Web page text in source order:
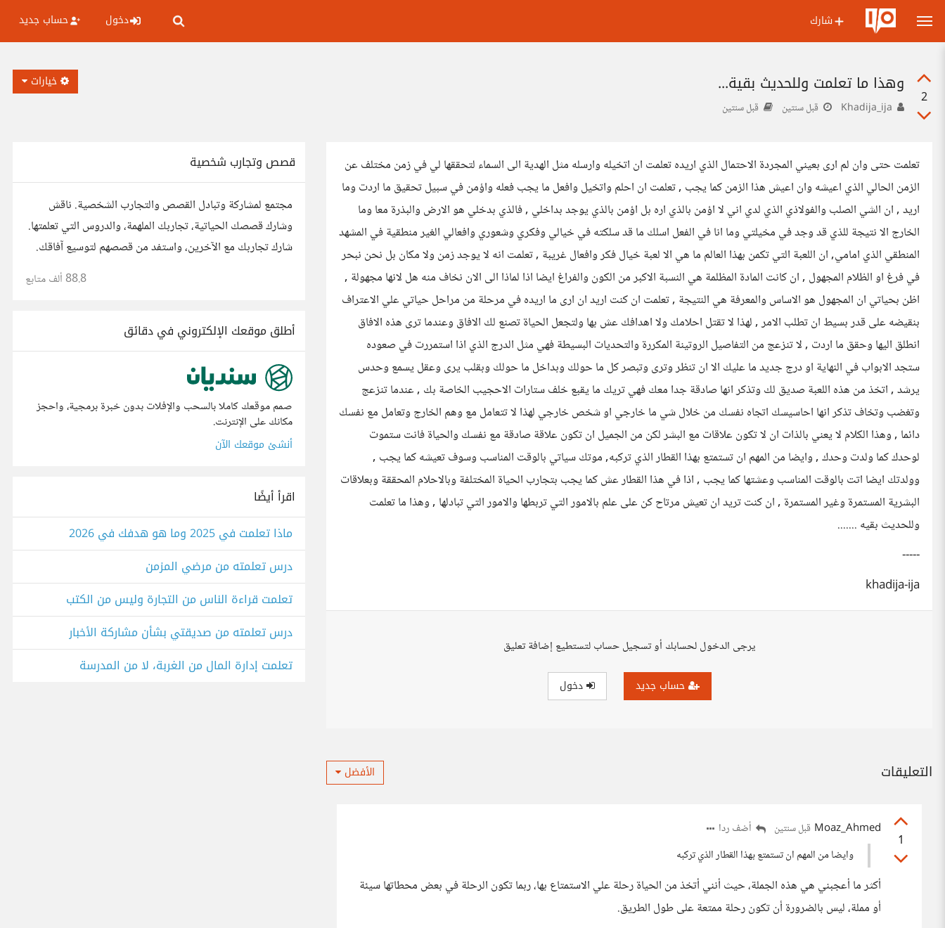
شارك دخول حساب جديد
2
وهذا ما تعلمت وللحديث بقية...
قبل سنتين قبل سنتين
خيارات
تعلمت حتى وان لم ارى بعيني المجردة الاحتمال الذي اريده تعلمت ان اتخيله وارسله مثل الهدية الى السماء لتحققها لي في زمن مختلف عن
الزمن الحالي الذي اعيشه وان اعيش هذا الزمن كما يجب , تعلمت ان احلم واتخيل وافعل ما يجب فعله واؤمن في سبيل تحقيق ما اردت وما
اريد , ان الشي الصلب والفولاذي الذي لدي اني لا اؤمن بالذي اره بل اؤمن بالذي يوجد بداخلي , فالذي بدخلي هو الارض والبذرة معا وما
الخارج الا نتيجة للذي قد وجد في مخيلتي وما انا في الفعل اسلك ما قد سلكته في خيالي وفكري وشعوري وافعالي الغير منطقية في المشهد
المنطقي الذي امامي, ان اللعبة التي تكمن بهذا العالم ما هي الا لعبة خيال فكر وافعال غريبة , تعلمت انه لا يوجد زمن ولا مكان بل نحن نبحر
في فرغ او الظلام المجهول , ان كانت المادة المظلمة هي النسبة الاكبر من الكون والفراغ ايضا اذا لماذا الى الان نخاف منه هل لانها مجهولة ,
اظن بحياتي ان المجهول هو الاساس والمعرفة هي النتيجة , تعلمت ان كنت اريد ان ارى ما اريده في مرحلة من مراحل حياتي علي الاعتراف
بنقيضه على قدر بسيط ان تطلب الامر , لهذا لا تقتل احلامك ولا اهدافك عش بها ولتجعل الحياة تصنع لك الافاق وعندما ترى هذه الافاق
انطلق اليها وحقق ما اردت , لا تنزعج من التفاصيل الروتينة المكررة والتحديات البسيطة فهي مثل الدرج الذي اذا استمررت في صعوده
ستجد الابواب في النهاية او درج جديد ما عليك الا ان تنظر وترى وتبصر كل ما حولك وبداخل ما حولك وبقلب يرى وعقل يسمع وحدس
يرشد , اتخذ من هذه اللعبة صديق لك وتذكر انها صادقة جدا معك فهي تريك ما يقبع خلف ستارات الاحجيب الخاصة بك , عندما تنزعج
وتغضب وتخاف تذكر انها احاسيسك اتجاه نفسك من خلال شي ما خارجي او شخص خارجي لهذا لا تتعامل مع وهم الخارج وتعامل مع نفسك
دائما , وهذا الكلام لا يعني بالذات ان لا تكون علاقات مع البشر لكن من الجميل ان تكون علاقة صادقة مع نفسك والحياة فانت ستموت
لوحدك كما ولدت وحدك , وايضا من المهم ان تستمتع بهذا القطار الذي تركبه, موتك سياتي بالوقت المناسب وسوف تعيشه كما يجب ,
وولدتك ايضا اتت بالوقت المناسب وعشتها كما يجب , اذا في هذا القطار عش كما يجب بتجارب الحياة المختلفة وبالاحلام المحققة وبعلاقات
البشرية المستمرة وغير المستمرة , ان كنت تريد ان تعيش مرتاح كن على علم بالامور التي تربطها والامور التي تبادلها , وهذا ما تعلمت
وللحديث بقيه .......
-----
khadija-ija
يرجى الدخول لحسابك أو تسجيل حساب لتستطيع إضافة تعليق
حساب جديد دخول
التعليقات الأفضل
1
Moaz_Ahmed قبل سنتين
أضف ردا
وايضا من المهم ان تستمتع بهذا القطار الذي تركبه
أكثر ما أعجبني هي هذه الجملة، حيث أنني أتخذ من الحياة رحلة علي الاستمتاع بها، ربما تكون الرحلة في بعض محطاتها سيئة
أو مملة، ليس بالضرورة أن تكون رحلة ممتعة على طول الطريق.
قصص وتجارب شخصية
مجتمع لمشاركة وتبادل القصص والتجارب الشخصية. ناقش
وشارك قصصك الحياتية، تجاربك الملهمة، والدروس التي تعلمتها.
شارك تجاربك مع الآخرين، واستفد من قصصهم لتوسيع آفاقك.
88.8 ألف متابع
أطلق موقعك الإلكتروني في دقائق
صمم موقعك كاملا بالسحب والإفلات بدون خبرة برمجية، واحجز
مكانك على الإنترنت.
أنشئ موقعك الآن
اقرأ أيضًا
ماذا تعلمت في 2025 وما هو هدفك في 2026
درس تعلمته من مرضي المزمن
تعلمت قراءة الناس من التجارة وليس من الكتب
درس تعلمته من صديقتي بشأن مشاركة الأخبار
تعلمت إدارة المال من الغربة، لا من المدرسة